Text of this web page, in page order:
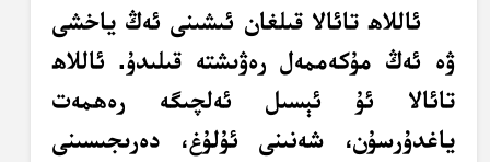
ئاللاھ تائالا قىلغان ئىشىنى ئەڭ ياخشى
ۋە ئەڭ مۇكەممەل رەۋىشتە قىلىدۇ. ئاللاھ
تائالا ئۇ ئېسىل ئەلچىگە رەھمەت
ياغدۇرسۇن، شەنىنى ئۇلۇغ، دەرىجىسىنى